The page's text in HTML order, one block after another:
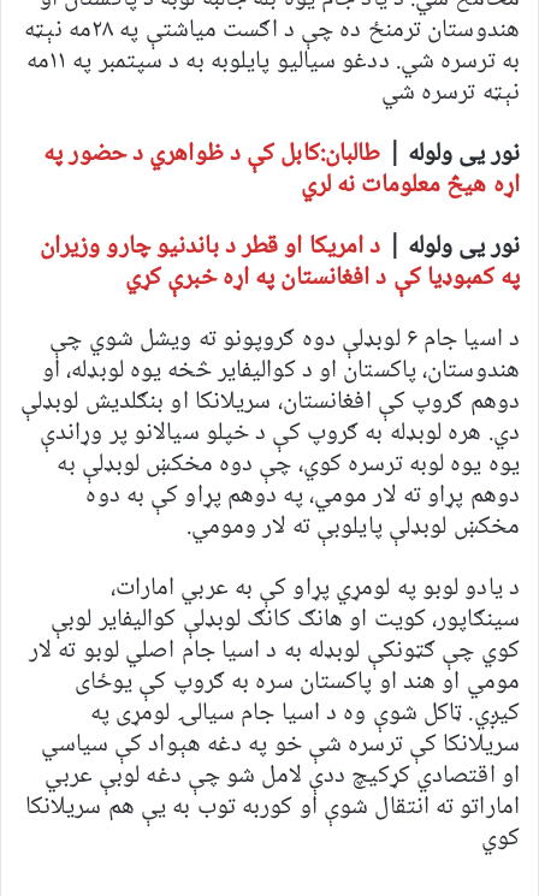
هندوستان ترمنځ ده چې د اګست میاشتې په ۲۸مه نېټه
به ترسره شي. ددغو سیالیو پایلوبه به د سپتمبر په ۱۱مه
نېټه ترسره شي
نور یی ولوله | طالبان:کابل کې د ظواهري د حضور په
اړه هیڅ معلومات نه لري
نور یی ولوله | د امریکا او قطر د باندنیو چارو وزیران
په کمبوډیا کې د افغانستان په اړه خبرې کړي
د اسیا جام ۶ لوبډلې دوه ګروپونو ته ویشل شوي چې
هندوستان، پاکستان او د کوالیفایر څخه یوه لوبډله، او
دوهم ګروپ کې افغانستان، سریلانکا او بنګلدیش لوبډلې
دي. هره لوبډله به ګروپ کې د خپلو سیالانو پر وړاندې
یوه یوه لوبه ترسره کوي، چې دوه مخکښ لوبډلې به
دوهم پړاو ته لار مومي، په دوهم پړاو کې به دوه
مخکښ لوبډلې پایلوبې ته لار ومومي.
د یادو لوبو په لومړي پړاو کې به عربي امارات،
سینګاپور، کویت او هانګ کانګ لوبډلې کوالیفایر لوبې
کوي چې ګټونکې لوبډله به د اسیا جام اصلي لوبو ته لار
مومي او هند او پاکستان سره به ګروپ کې یوځای
کیږي. ټاکل شوې وه د اسیا جام سیالۍ لومړی په
سریلانکا کې ترسره شې خو په دغه هېواد کې سیاسي
او اقتصادي کړکیچ ددې لامل شو چې دغه لوبې عربي
اماراتو ته انتقال شوې او کوربه توب به یې هم سریلانکا
کوي